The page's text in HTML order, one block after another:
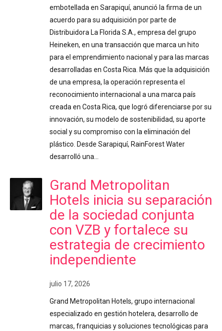
embotellada en Sarapiquí, anunció la firma de un
acuerdo para su adquisición por parte de
Distribuidora La Florida S.A., empresa del grupo
Heineken, en una transacción que marca un hito
para el emprendimiento nacional y para las marcas
desarrolladas en Costa Rica. Más que la adquisición
de una empresa, la operación representa el
reconocimiento internacional a una marca país
creada en Costa Rica, que logró diferenciarse por su
innovación, su modelo de sostenibilidad, su aporte
social y su compromiso con la eliminación del
plástico. Desde Sarapiquí, RainForest Water
desarrolló una…
Grand Metropolitan
Hotels inicia su separación
de la sociedad conjunta
con VZB y fortalece su
estrategia de crecimiento
independiente
julio 17, 2026
Grand Metropolitan Hotels, grupo internacional
especializado en gestión hotelera, desarrollo de
marcas, franquicias y soluciones tecnológicas para